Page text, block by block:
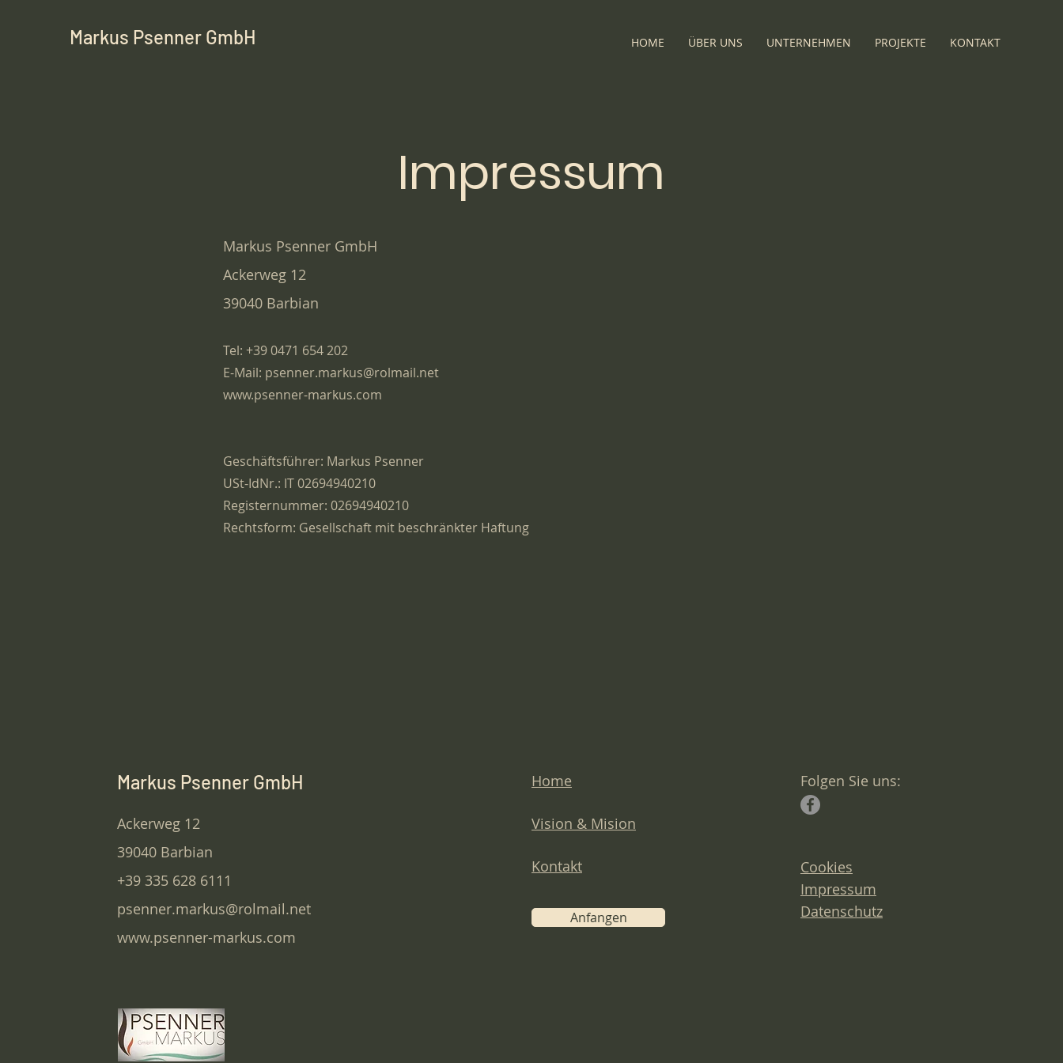
Markus Psenner GmbH HOME ÜBER UNS UNTERNEHMEN PROJEKTE KONTAKT
Impressum
Markus Psenner GmbH
Ackerweg 12
39040 Barbian
Tel: +39 0471 654 202
E-Mail: psenner.markus@rolmail.net
www.psenner-markus.com
Geschäftsführer: Markus Psenner
USt-IdNr.: IT 02694940210
Registernummer: 02694940210
Rechtsform: Gesellschaft mit beschränkter Haftung
Markus Psenner GmbH
Ackerweg 12
39040 Barbian
+39 335 628 6111
psenner.markus@rolmail.net
www.psenner-markus.com
Home
Vision & Mision
Kontakt
Anfangen
Folgen Sie uns:
Cookies
Impressum
Datenschutz